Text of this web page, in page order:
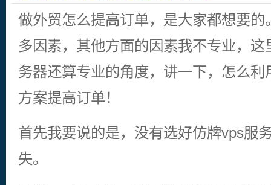
做外贸怎么提高订单，是大家都想要
多因素，其他方面的因素我不专业，
务器还算专业的角度，讲一下，怎么
方案提高订单！
首先我要说的是，没有选好仿牌vps服
失。